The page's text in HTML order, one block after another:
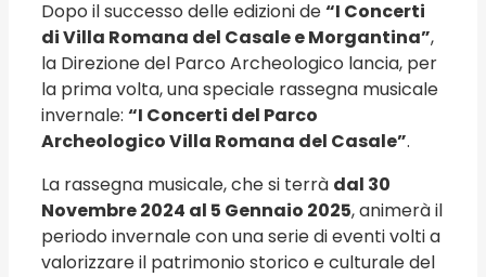
Dopo il successo delle edizioni de“I Concerti
di Villa Romana del Casale e Morgantina”,
la Direzione del Parco Archeologico lancia, per
la prima volta, una speciale rassegna musicale
invernale: “I Concerti del Parco
Archeologico Villa Romana del Casale”.
La rassegna musicale, che si terrà dal 30
Novembre 2024 al 5 Gennaio 2025, animerà il
periodo invernale con una serie di eventi volti a
valorizzare il patrimonio storico e culturale del